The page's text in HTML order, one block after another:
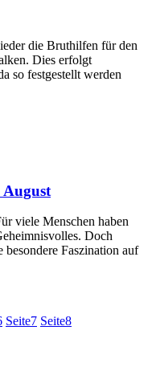
die Bruthilfen für den
Dies erfolgt
so festgestellt werden
August
viele Menschen haben
Doch
besondere Faszination auf
Seite7 Seite8